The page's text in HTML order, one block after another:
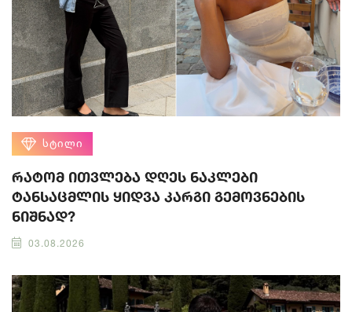
ᲡᲢᲘᲚᲘ
რატომ ითვლება დღეს ნაკლები
ტანსაცმლის ყიდვა კარგი გემოვნების
ნიშნად?
03.08.2026